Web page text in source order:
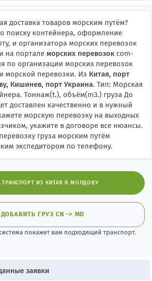
доставка товаров морским путём?
поиску контейнера, оформление
и организатора морских перевозок
на портале морских перевозок com-
по организации морских перевозок
морской перевозки. Из Китая, порт
Кишинев, порт Украина. Тип: Морская
Тоннаж(t.), объём(m3.) груза До
доставлен качественно и в нужный
морскую перевозку на выходных
укажите в договоре все нюансы.
груза морским путём
экспедитором по телефону.
ТРАНСПОРТ ИЗ КИТАЯ В МОЛДОВУ
ДОБАВИТЬ ГРУЗ CN -> MD
покажет вам подходящий транспорт.
заявки